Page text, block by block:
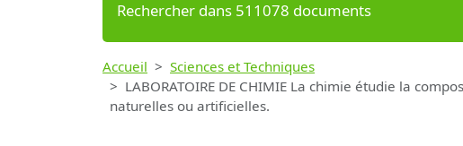
Rechercher dans 511078 documents
Accueil
Sciences et Techniques
LABORATOIRE DE CHIMIE La chimie étudie la
naturelles ou artificielles.